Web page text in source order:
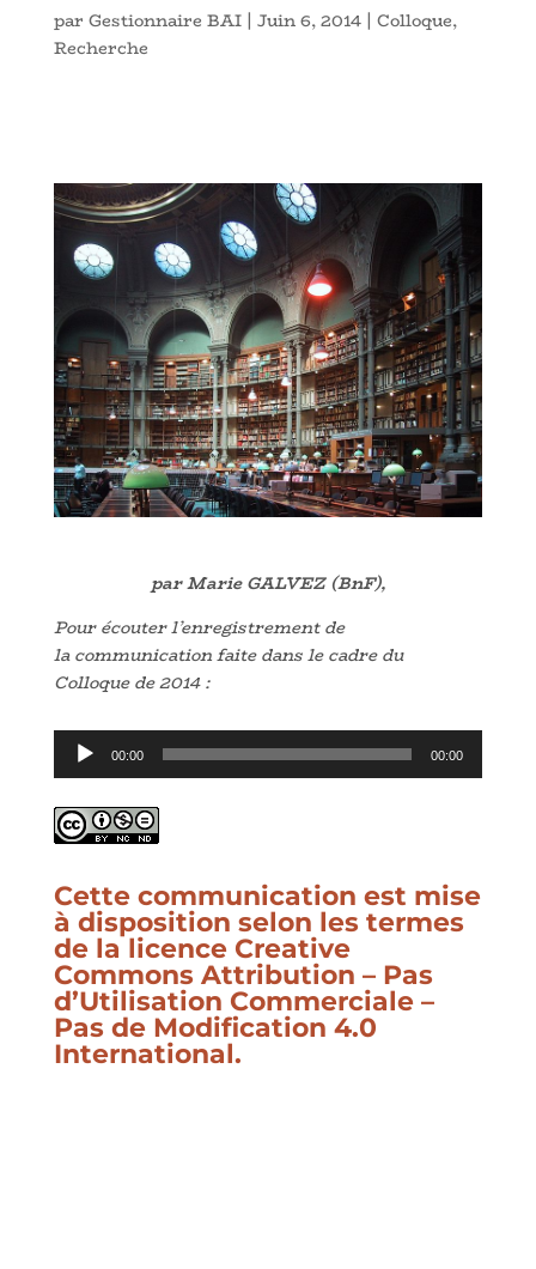
par Gestionnaire BAI| Juin 6, 2014| Colloque,
Recherche
par Marie GALVEZ (BnF),
Pour écouter l’enregistrement de
lacommunication faite dans le cadre du
Colloque de 2014:
Lecteur
audio
00:00 00:00
Cette communication est mise
à disposition selon les termes
de lalicence Creative
Commons Attribution – Pas
d’Utilisation Commerciale –
Pas de Modification 4.0
International.